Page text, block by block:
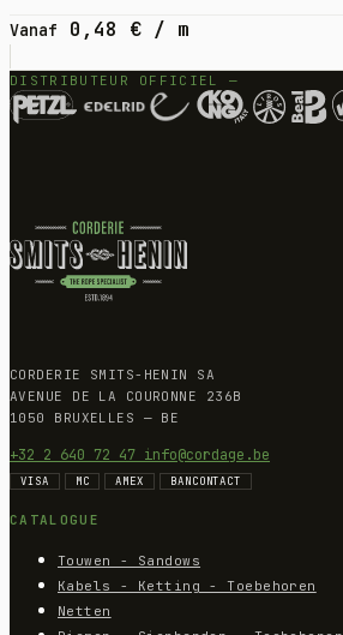
Vanaf 0,48 € / m
DISTRIBUTEUR OFFICIEL —
CORDERIE SMITS-HENIN SA
AVENUE DE LA COURONNE 236B
1050 BRUXELLES — BE
+32 2 640 72 47 info@cordage.be
VISA MC AMEX BANCONTACT
CATALOGUE
Touwen - Sandows
Kabels - Ketting - Toebehoren
Netten